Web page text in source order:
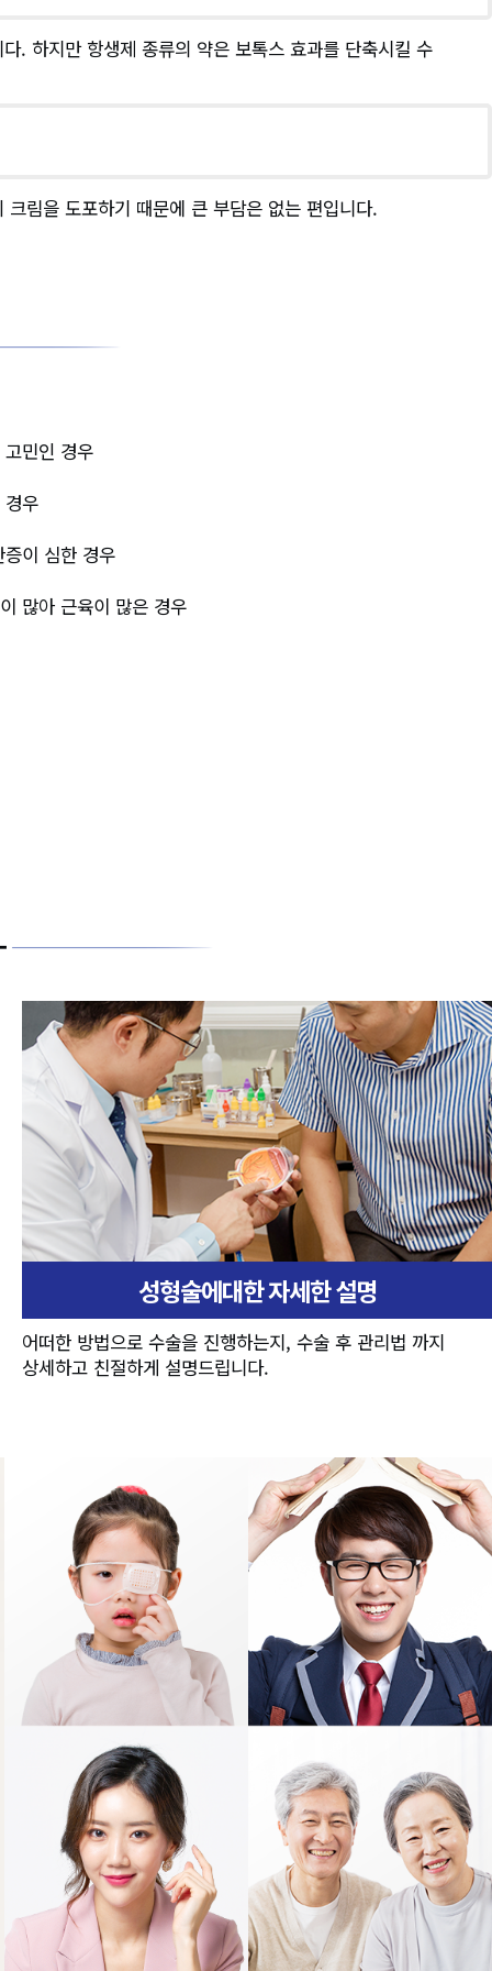
. 하지만 항생제 종류의 약은 보톡스 효과를 단축시킬 수
림을 도포하기 때문에 큰 부담은 없는 편입니다.
민인 경우
우
이 심한 경우
많아 근육이 많은 경우
성형술에대한 자세한 설명
어떠한 방법으로 수술을 진행하는지, 수술 후 관리법 까지
상세하고 친절하게 설명드립니다.